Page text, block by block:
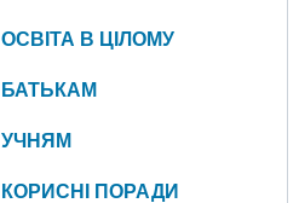
ОСВІТА В ЦІЛОМУ
БАТЬКАМ
УЧНЯМ
КОРИСНІ ПОРАДИ